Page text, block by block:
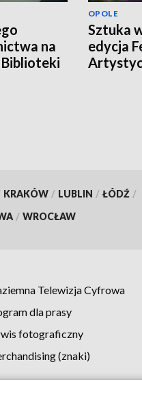
na
OPOLE
Sztuka
edycja
KRAKÓW / LUBLIN / ŁÓDŹ /
/ WROCŁAW
Telewizja Cyfrowa
dla prasy
fotograficzny
(znaki)